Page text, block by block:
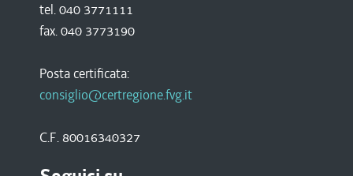
tel. 040 3771111
fax. 040 3773190
Posta certificata:
consiglio@certregione.fvg.it
C.F. 80016340327